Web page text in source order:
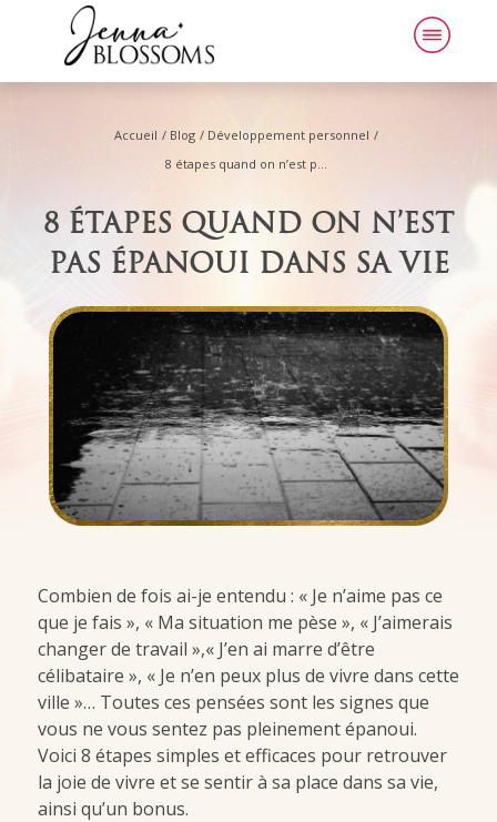
Accueil / Blog / Développement personnel /
8 ÉTAPES QUAND ON N’EST
PAS ÉPANOUI DANS SA VIE
Combien de fois ai-je entendu : « Je n’aime pas ce
que je fais », « Ma situation me pèse », « J’aimerais
changer de travail »,« J’en ai marre d’être
célibataire », « Je n’en peux plus de vivre dans cette
ville »… Toutes ces pensées sont les signes que
vous ne vous sentez pas pleinement épanoui.
Voici 8 étapes simples et efficaces pour retrouver
la joie de vivre et se sentir à sa place dans sa vie,
ainsi qu’un bonus.